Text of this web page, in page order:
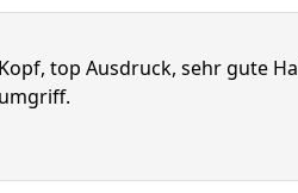
top Ausdruck, sehr gute